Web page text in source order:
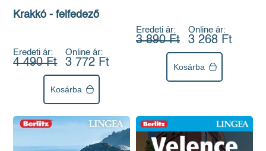
Krakkó - felfedező
Eredeti ár:
4 490 Ft
Online ár:
3 772 Ft
Kosárba
Eredeti ár:
3 890 Ft
Online ár:
3 268 Ft
Kosárba